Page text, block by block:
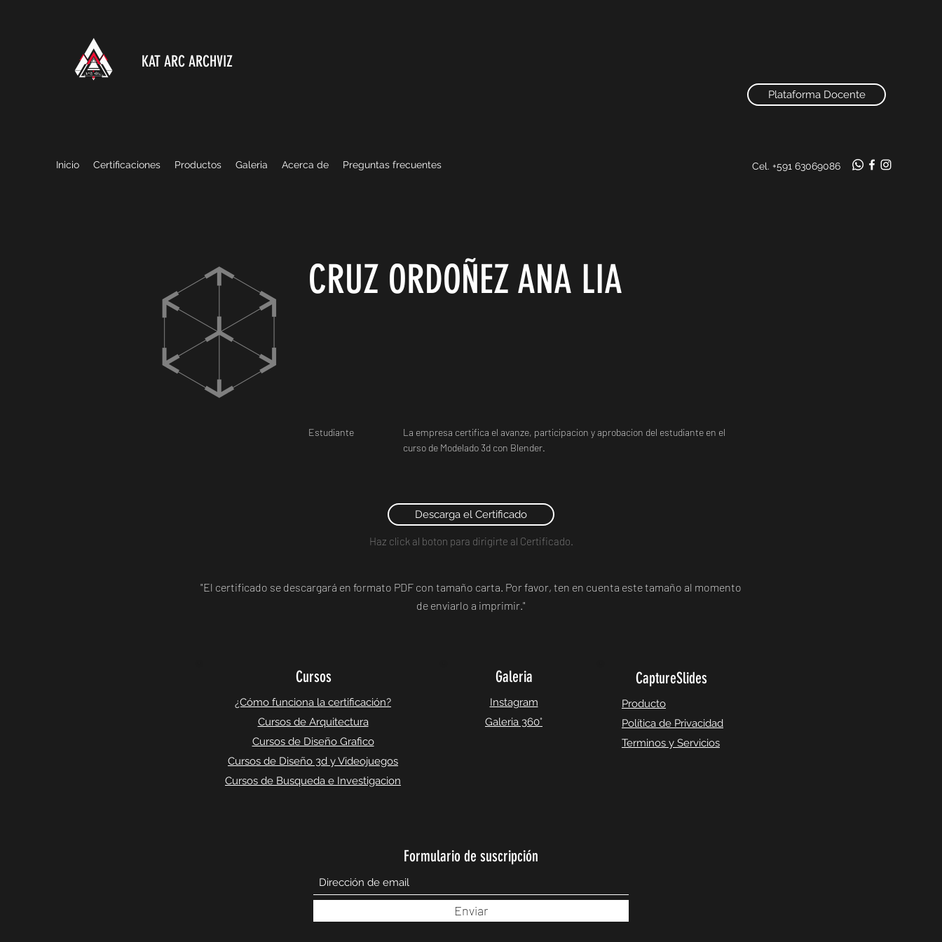
KAT ARC ARCHVIZ
Plataforma Docente
Inicio Certificaciones Productos Galeria Acerca de Preguntas frecuentes Cel. +591 63069086
CRUZ ORDOÑEZ ANA LIA
Estudiante
La empresa certifica el avanze, participacion y aprobacion del estudiante en el
curso de Modelado 3d con Blender.
Descarga el Certificado
Haz click al boton para dirigirte al Certificado.
"El certificado se descargará en formato PDF con tamaño carta. Por favor, ten en cuenta este tamaño al momento
de enviarlo a imprimir."
Cursos
¿Cómo funciona la certificación?
Cursos de Arquitectura
Cursos de Diseño Grafico
Cursos de Diseño 3d y Videojuegos
Cursos de Busqueda e Investigacion
Galeria
Instagram
Galeria 360°
CaptureSlides
Producto
Política de Privacidad
Terminos y Servicios
Formulario de suscripción
Enviar